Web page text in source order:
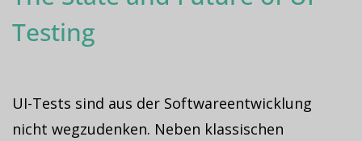
Testing
UI-Tests sind aus der Softwareentwicklung
nicht wegzudenken. Neben klassischen